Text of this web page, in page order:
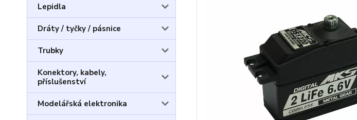
Lepidla
Dráty / tyčky / pásnice
Trubky
Konektory, kabely,
příslušenství
Modelářská elektronika